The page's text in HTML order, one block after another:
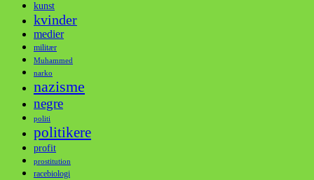
kunst
kvinder
medier
militær
Muhammed
narko
nazisme
negre
politi
politikere
profit
prostitution
racebiologi